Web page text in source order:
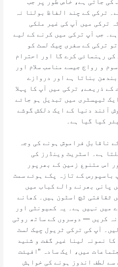
کی جاتی ہے، خاص طور پر جب
ترکی کے چند الفاظ بولنا نہ
ترکی میں آپ کی غیر ملکی
جب آپ ترکی میں کرنے کے لیے
ترکی کے سفری چیک لسٹ کو
رہنمائی کرے گا اور احترام
و رواج جیسے مناسب سلام اور
بناتا ہے اور دروازے
ذریعے، ترکی میں آپ کا پہلا
ٹیپسٹری میں تبدیل ہو جائے
آئند دنیا کے ایک دلکش گوشے
کیا گیا ہے۔
ناقابل فراموش ہونے کی وجہ
ہے۔ اسٹریٹ وینڈرز کی
اس متنوع زمین کے بھرپور
باسپورس کے تازہ پکے ہوئے سمٹ
پانی بھرنے والے کباب میں
ثقافتی ٹچ اسٹون ہیں۔ کھانے
میں نہیں ہے۔ یہ کمیونٹی اور
کریں — دوسروں کے ساتھ روٹی
آپ کی ترکی ٹریول چیک لسٹ
نمونہ لینا غیر گفت و شنید
میں، ایک سادہ "افیئت
سے لطف اندوز ہونے کی خواہش